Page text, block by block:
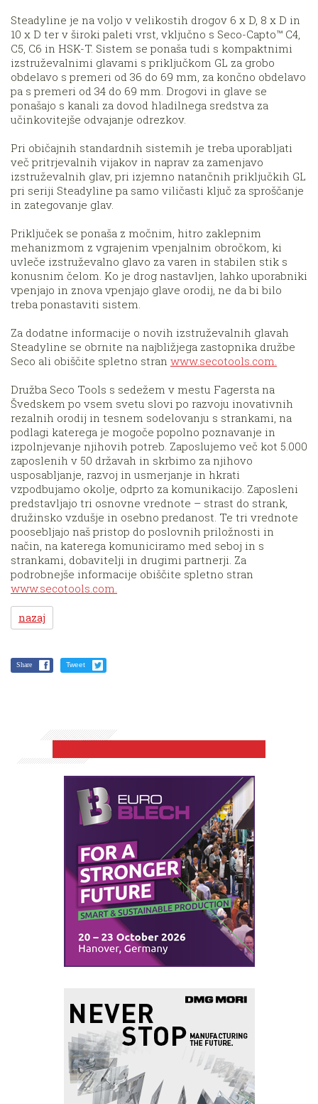
Steadyline je na voljo v velikostih drogov 6 x D, 8 x D in
10 x D ter v široki paleti vrst, vključno s Seco-Capto™ C4,
C5, C6 in HSK-T. Sistem se ponaša tudi s kompaktnimi
izstruževalnimi glavami s priključkom GL za grobo
obdelavo s premeri od 36 do 69 mm, za končno obdelavo
pa s premeri od 34 do 69 mm. Drogovi in glave se
ponašajo s kanali za dovod hladilnega sredstva za
učinkovitejše odvajanje odrezkov.
Pri običajnih standardnih sistemih je treba uporabljati
več pritrjevalnih vijakov in naprav za zamenjavo
izstruževalnih glav, pri izjemno natančnih priključkih GL
pri seriji Steadyline pa samo viličasti ključ za sproščanje
in zategovanje glav.
Priključek se ponaša z močnim, hitro zaklepnim
mehanizmom z vgrajenim vpenjalnim obročkom, ki
uvleče izstruževalno glavo za varen in stabilen stik s
konusnim čelom. Ko je drog nastavljen, lahko uporabniki
vpenjajo in znova vpenjajo glave orodij, ne da bi bilo
treba ponastaviti sistem.
Za dodatne informacije o novih izstruževalnih glavah
Steadyline se obrnite na najbližjega zastopnika družbe
Seco ali obiščite spletno stran www.secotools.com.
Družba Seco Tools s sedežem v mestu Fagersta na
Švedskem po vsem svetu slovi po razvoju inovativnih
rezalnih orodij in tesnem sodelovanju s strankami, na
podlagi katerega je mogoče popolno poznavanje in
izpolnjevanje njihovih potreb. Zaposlujemo več kot 5.000
zaposlenih v 50 državah in skrbimo za njihovo
usposabljanje, razvoj in usmerjanje in hkrati
vzpodbujamo okolje, odprto za komunikacijo. Zaposleni
predstavljajo tri osnovne vrednote – strast do strank,
družinsko vzdušje in osebno predanost. Te tri vrednote
poosebljajo naš pristop do poslovnih priložnosti in
način, na katerega komuniciramo med seboj in s
strankami, dobavitelji in drugimi partnerji. Za
podrobnejše informacije obiščite spletno stran
www.secotools.com.
nazaj
Share Tweet